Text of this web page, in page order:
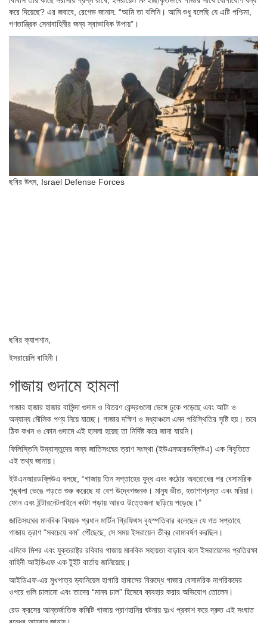
করে দিয়েছে? এর জবাবে, রেগেভ জানান: “আমি তা বলিনি। আমি শুধু বলেছি যে এটি পশ্চিমা,
গণতান্ত্রিক সেনাবাহিনীর জন্য স্বাভাবিক উপায়”।
ছবির উৎস, Israel Defense Forces
ছবির ক্যাপশান,
ইসরায়েলি বাহিনী।
গাজায় গুদামে হামলা
গাজার হাজার হাজার বাসিন্দা গুদাম ও বিতরণ কেন্দ্রগুলো ভেঙ্গে ঢুকে পড়েছে এবং আটা ও
অন্যান্য মৌলিক পণ্য নিয়ে যাচ্ছে। গাজার দক্ষিণ ও মধ্যাঞ্চলে এমন পরিস্থিতির সৃষ্টি হয়। তবে
ঠিক কখন ও কোন গুদামে এই হামলা হয়েছ তা নির্দিষ্ট করে জানা যায়নি।
ফিলিস্তিনি উদ্বাস্তুদের জন্য জাতিসংঘের ত্রাণ সংস্থা (ইউএনআরডব্লিউএ) এক বিবৃতিতে
এই তথ্য জানায়।
ইউএনআরডব্লিউএ বলছে, “গাজায় তিন সপ্তাহের যুদ্ধ এবং কঠোর অবরোধের পর বেসামরিক
শৃঙ্খলা ভেঙে পড়তে শুরু করেছে যা বেশ উদ্বেগজনক। মানুষ ভীত, হতাশাগ্রস্ত এবং মরিয়া।
ফোন এবং ইন্টারনেটলাইনে কাটা পড়ায় আরও উত্তেজনা ছড়িয়ে পড়েছে।”
জাতিসংঘের মানবিক বিষয়ক প্রধান মার্টিন গ্রিফিথস বৃহস্পতিবার বলেছেন যে গত সপ্তাহে
গাজায় ত্রাণ “সবচেয়ে কম” পৌঁছেছে, সে সময় ইসরায়েল তীব্র বোমাবর্ষণ করছিল।
এদিকে মিশর এবং যুক্তরাষ্ট্র রবিবার গাজায় মানবিক সহায়তা বাড়াবে বলে ইসরায়েলের প্রতিরক্ষা
বাহিনী আইডিএফ এক টুইট বার্তায় জানিয়েছে।
আইডিএফ-এর মুখপাত্র ড্যানিয়েল হাগারি হামাসের বিরুদ্ধে গাজার বেসামরিক নাগরিকদের
ওপরে গুলি চালানো এবং তাদের “মানব ঢাল” হিসেবে ব্যবহার করার অভিযোগ তোলেন।
রেড ক্রসের আন্তর্জাতিক কমিটি গাজায় প্রাণহানির ঘটনায় দুঃখ প্রকাশ করে দ্রুত এই সংঘাত